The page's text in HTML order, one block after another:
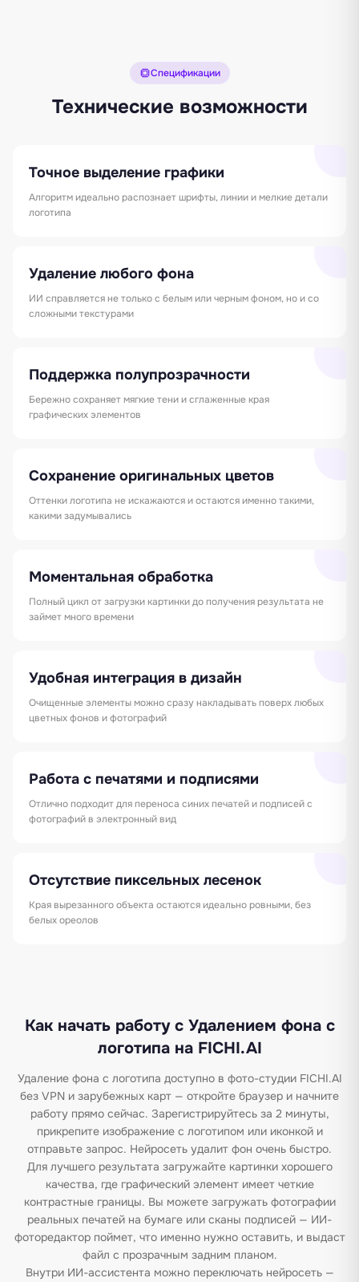
Спецификации
Технические возможности
Точное выделение графики
Алгоритм идеально распознает шрифты, линии и мелкие детали
логотипа
Удаление любого фона
ИИ справляется не только с белым или черным фоном, но и со
сложными текстурами
Поддержка полупрозрачности
Бережно сохраняет мягкие тени и сглаженные края
графических элементов
Сохранение оригинальных цветов
Оттенки логотипа не искажаются и остаются именно такими,
какими задумывались
Моментальная обработка
Полный цикл от загрузки картинки до получения результата не
займет много времени
Удобная интеграция в дизайн
Очищенные элементы можно сразу накладывать поверх любых
цветных фонов и фотографий
Работа с печатями и подписями
Отлично подходит для переноса синих печатей и подписей с
фотографий в электронный вид
Отсутствие пиксельных лесенок
Края вырезанного объекта остаются идеально ровными, без
белых ореолов
Как начать работу с Удалением фона с
логотипа на FICHI.AI
Удаление фона с логотипа доступно в фото-студии FICHI.AI
без VPN и зарубежных карт — откройте браузер и начните
работу прямо сейчас. Зарегистрируйтесь за 2 минуты,
прикрепите изображение с логотипом или иконкой и
отправьте запрос. Нейросеть удалит фон очень быстро.
Для лучшего результата загружайте картинки хорошего
качества, где графический элемент имеет четкие
контрастные границы. Вы можете загружать фотографии
реальных печатей на бумаге или сканы подписей — ИИ-
фоторедактор поймет, что именно нужно оставить, и выдаст
файл с прозрачным задним планом.
Внутри ИИ-ассистента можно переключать нейросеть —